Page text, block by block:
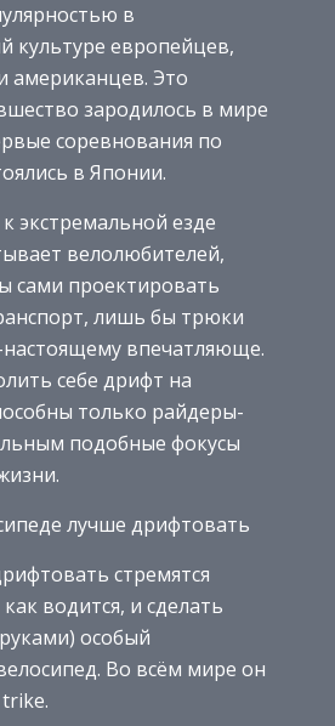
в
культуре европейцев,
американцев. Это
зародилось в мире
соревнования по
в Японии.
экстремальной езде
велолюбителей,
сами проектировать
лишь бы трюки
впечатляюще.
себе дрифт на
только райдеры-
подобные фокусы
лучше дрифтовать
стремятся
водится, и сделать
особый
Во всём мире он